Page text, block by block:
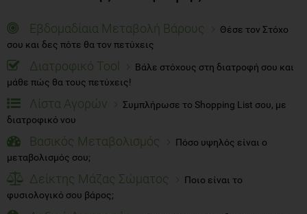
Εβδομαδίαια Μεταβολή Βάρους
Θέσε τον Στόχο
σου και δες πότε θα τον πετύχεις
Διατροφικό Tool
Βάλε στόχους στη διατροφή σου και
μάθε πώς θα τους πετύχεις!
Λίστα Αγορών
Συμπλήρωσε το Shopping List σου, με
διατροφικό νου
Βασικός Μεταβολισμός
Πόσο υψηλός είναι ο
μεταβολισμός σου;
Δείκτης Μάζας Σώματος
Ποιο είναι το
φυσιολογικό σου βάρος;